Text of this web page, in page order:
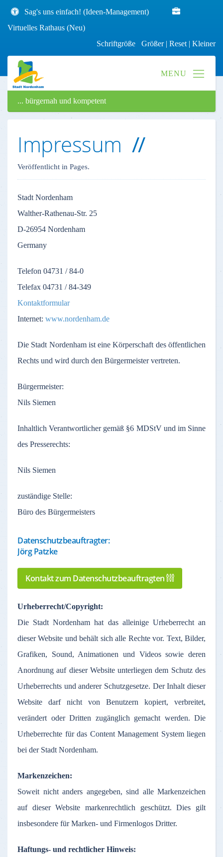
Sag's uns einfach! (Ideen-Management)
Virtuelles Rathaus (Neu)
Schriftgröße Größer| Reset | Kleiner
... bürgernah und kompetent
Impressum
Veröffentlicht in Pages.
Stadt Nordenham
Walther-Rathenau-Str. 25
D-26954 Nordenham
Germany
Telefon 04731 / 84-0
Telefax 04731 / 84-349
Kontaktformular
Internet: www.nordenham.de
Die Stadt Nordenham ist eine Körperschaft desöffentlichen
Rechts und wird durch den Bürgermeister vertreten.
Bürgermeister:
Nils Siemen
Inhaltlich Verantwortlicher gemäß §6 MDStVund im Sinne
des Presserechts:
Nils Siemen
zuständige Stelle:
Büro des Bürgermeisters
Datenschutzbeauftragter:
Jörg Patzke
Kontakt zum Datenschutzbeauftragten
Urheberrecht/Copyright:
Die StadtNordenham hat das alleinige Urheberrechtan
dieserWebsite undbehält sich alle Rechte vor. Text,Bilder,
Grafiken, Sound, Animationen und Videossowie deren
Anordnung auf dieserWebsiteunterliegen dem Schutzdes
Urheberrechts undanderer Schutzgesetze. Der Inhalt dieser
Website darf nicht von Benutzern kopiert, verbreitet,
verändert oder Dritten zugänglich gemacht werden. Die
Urheberrechte für das Content Management System liegen
bei der Stadt Nordenham.
Markenzeichen:
Soweit nicht anders angegeben, sind alle Markenzeichen
auf dieserWebsitemarkenrechtlich geschützt. Dies gilt
insbesondere für Marken- und Firmenlogos Dritter.
Haftungs- und rechtlicher Hinweis: